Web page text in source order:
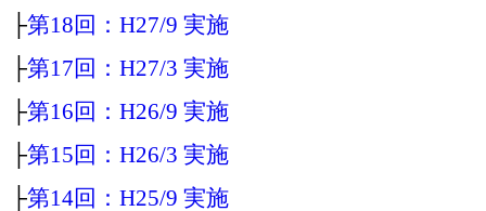
├第18回：H27/9 実施
├第17回：H27/3 実施
├第16回：H26/9 実施
├第15回：H26/3 実施
├第14回：H25/9 実施